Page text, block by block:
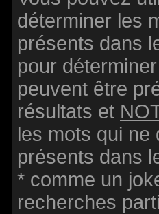
déterminer les
présents dans
pour
peuvent être
résultats et
les mots qui ne
présents dans
* comme un
recherches